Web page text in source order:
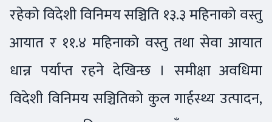
रहेको विदेशी विनिमय सञ्चिति १३.३ महिनाको वस्तु
आयात र ११.४ महिनाको वस्तु तथा सेवा आयात
धान्न पर्याप्त रहने देखिन्छ । समीक्षा अवधिमा
विदेशी विनिमय सञ्चितिको कुल गार्हस्थ्य उत्पादन,